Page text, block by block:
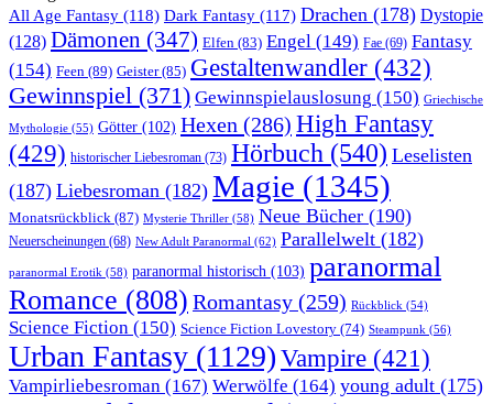
All Age Fantasy (118) Dark Fantasy (117) Drachen (178) Dystopie
(128) Dämonen (347) Elfen (83) Engel (149) Fae (69) Fantasy
(154) Feen (89) Geister(85) Gestaltenwandler (432)
Gewinnspiel (371) Gewinnspielauslosung (150) Griechische
Mythologie (55) Götter (102) Hexen (286) High Fantasy
(429) historischer Liebesroman (73) Hörbuch (540) Leselisten
(187) Liebesroman (182) Magie (1345)
Monatsrückblick (87) Mysterie Thriller (58) Neue Bücher (190)
Neuerscheinungen (68) New Adult Paranormal (62) Parallelwelt (182)
paranormal Erotik (58) paranormal historisch (103) paranormal
Romance (808) Romantasy (259) Rückblick (54)
Science Fiction (150) Science Fiction Lovestory (74) Steampunk (56)
Urban Fantasy (1129) Vampire (421)
Vampirliebesroman (167) Werwölfe (164) young adult (175)